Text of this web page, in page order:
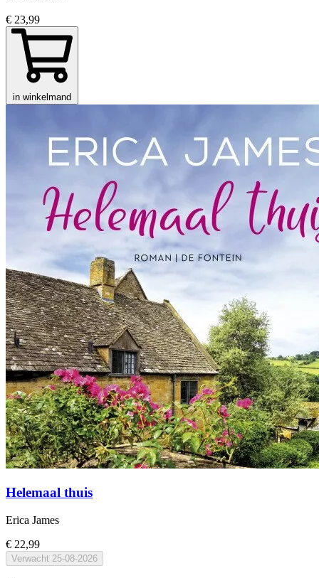
€ 23,99
in winkelmand
Helemaal thuis
Erica James
€ 22,99
Verwacht 25-08-2026